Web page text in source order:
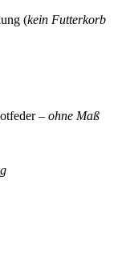
(kein Futterkorb
– ohne Maß